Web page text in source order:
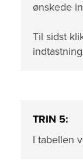
ønskede
Til sidst
TRIN 5:
I tabellen